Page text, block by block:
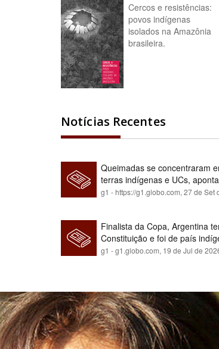
Cercos e resistências:
povos indígenas
isolados na Amazônia
brasileira.
Notícias Recentes
Queimadas se concentraram
terras indígenas e UCs,
g1 - https://g1.globo.com, 27 de Set
Finalista da Copa, Argentina
Constituição e foi de país
g1 - g1.globo.com, 19 de Jul de